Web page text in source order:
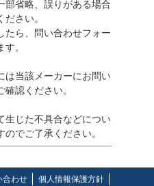
部省略、誤りがある場合
さい。
たら、問い合わせフォー
。
は当該メーカーにお問い
認ください。
生じた不具合などについ
でご了承ください。
合わせ 個人情報保護方針